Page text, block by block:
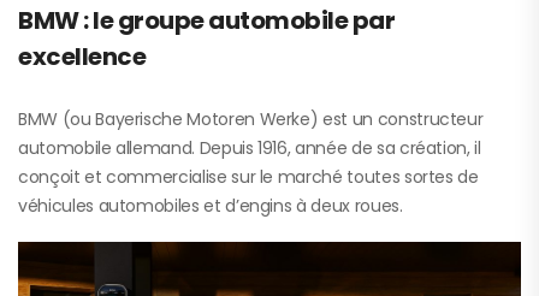
BMW : le groupe automobile par
excellence
BMW (ou Bayerische Motoren Werke) est un constructeur
automobile allemand. Depuis 1916, année de sa création, il
conçoit et commercialise sur le marché toutes sortes de
véhicules automobiles et d’engins à deux roues.